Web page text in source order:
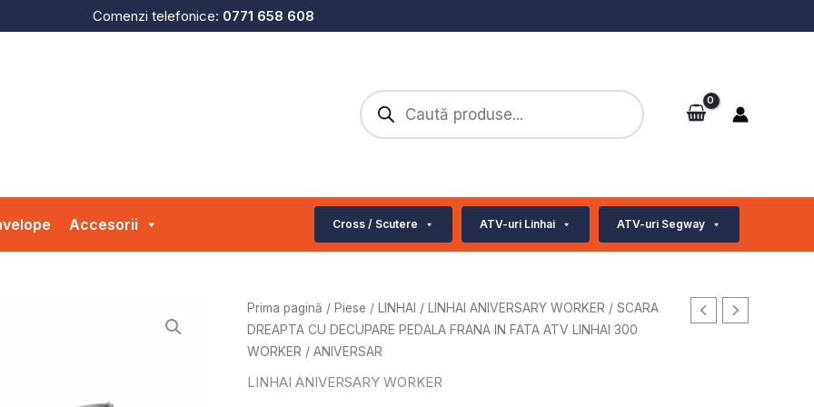
Comenzi telefonice: 0771 658 608
Products
search
Accesorii Cross / Scutere ATV-uri Linhai ATV-uri Segway
Prima pagină / Piese / LINHAI / LINHAI ANIVERSARY WORKER / SCARA
DREAPTA CU DECUPARE PEDALA FRANA IN FATA ATV LINHAI 300
WORKER / ANIVERSAR
LINHAI ANIVERSARY WORKER
Cantitate
SCARA
DREAPTA